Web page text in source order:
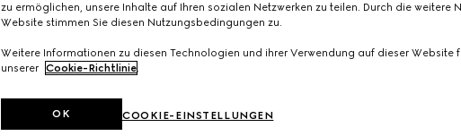
zu ermöglichen, unsere Inhalte auf Ihren sozialen Netzwerken zu teilen. Durch die weitere
Website stimmen Sie diesen Nutzungsbedingungen zu.
Weitere Informationen zu diesen Technologien und ihrer Verwendung auf dieser Website
unserer Cookie-Richtlinie.
COOKIE-EINSTELLUNGEN
OK